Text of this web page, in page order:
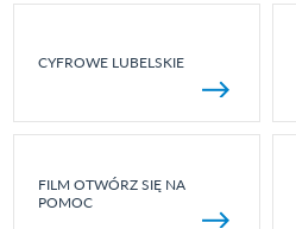
CYFROWE LUBELSKIE
FILM OTWÓRZ SIĘ NA
POMOC